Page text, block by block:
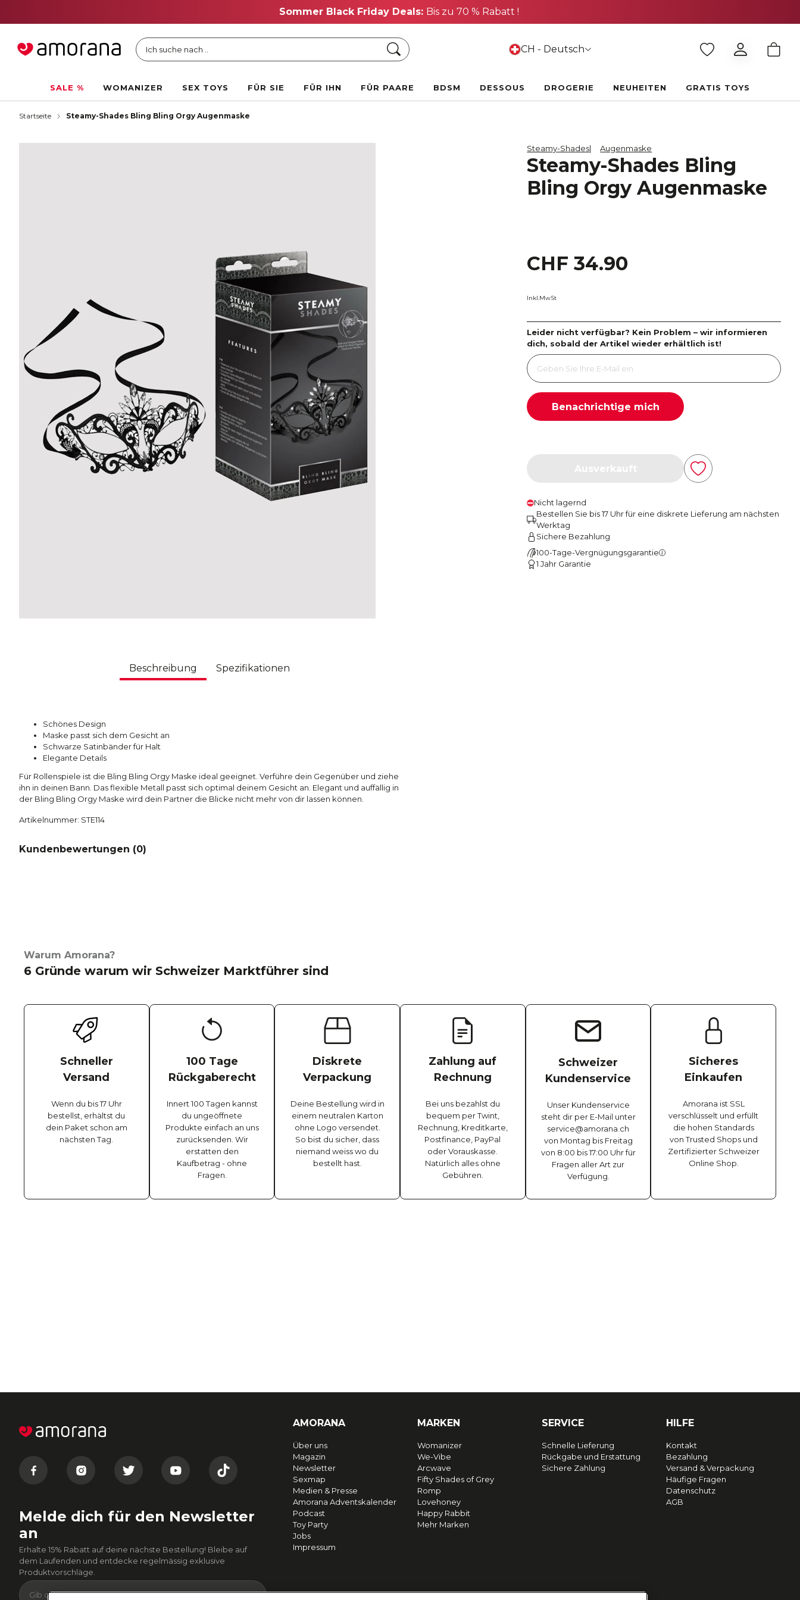
Sommer Black Friday Deals: Bis zu 70 % Rabatt !
Ich suche nach .. Suche CH - Deutsch
SALE % WOMANIZER SEX TOYS FÜR SIE FÜR IHN FÜR PAARE BDSM DESSOUS DROGERIE NEUHEITEN GRATIS TOYS
Startseite Steamy-Shades Bling Bling Orgy Augenmaske
Steamy-Shades Augenmaske
Steamy-Shades Bling
Bling Orgy Augenmaske
CHF 34.90
Inkl.MwSt
Leider nicht verfügbar? Kein Problem – wir informieren
dich, sobald der Artikel wieder erhältlich ist!
Benachrichtige mich
Nicht lagernd
Bestellen Sie bis 17 Uhr für eine diskrete Lieferung am nächsten
Werktag
Sichere Bezahlung
100-Tage-Vergnügungsgarantie
1 Jahr Garantie
Beschreibung Spezifikationen
Schönes Design
Maske passt sich dem Gesicht an
Schwarze Satinbänder für Halt
Elegante Details
Für Rollenspiele ist die Bling Bling Orgy Maske ideal geeignet. Verführe dein Gegenüber und ziehe
ihn in deinen Bann. Das flexible Metall passt sich optimal deinem Gesicht an. Elegant und auffällig in
der Bling Bling Orgy Maske wird dein Partner die Blicke nicht mehr von dir lassen können.
Artikelnummer: STE114
Kundenbewertungen (0)
Warum Amorana?
6 Gründe warum wir Schweizer Marktführer sind
Schneller
Versand
Wenn du bis 17 Uhr
bestellst, erhältst du
dein Paket schon am
nächsten Tag.
100 Tage
Rückgaberecht
Innert 100 Tagen kannst
du ungeöffnete
Produkte einfach an uns
zurücksenden. Wir
erstatten den
Kaufbetrag - ohne
Fragen.
Diskrete
Verpackung
Deine Bestellung wird in
einem neutralen Karton
ohne Logo versendet.
So bist du sicher, dass
niemand weiss wo du
bestellt hast.
Zahlung auf
Rechnung
Bei uns bezahlst du
bequem per Twint,
Rechnung, Kreditkarte,
Postfinance, PayPal
oder Vorauskasse.
Natürlich alles ohne
Gebühren.
Schweizer
Kundenservice
Unser Kundenservice
steht dir per E-Mail unter
service@amorana.ch
von Montag bis Freitag
von 8:00 bis 17:00 Uhr für
Fragen aller Art zur
Verfügung.
Sicheres
Einkaufen
Amorana ist SSL
verschlüsselt und erfüllt
die hohen Standards
von Trusted Shops und
Zertifizierter Schweizer
Online Shop.
Melde dich für den Newsletter
an
Erhalte 15% Rabatt auf deine nächste Bestellung! Bleibe auf
dem Laufenden und entdecke regelmässig exklusive
Produktvorschläge.
AMORANA
Über uns
Magazin
Newsletter
Sexmap
Medien & Presse
Amorana Adventskalender
Podcast
Toy Party
Jobs
Impressum
MARKEN
Womanizer
We-Vibe
Arcwave
Fifty Shades of Grey
Romp
Lovehoney
Happy Rabbit
Mehr Marken
SERVICE
Schnelle Lieferung
Rückgabe und Erstattung
Sichere Zahlung
HILFE
Kontakt
Bezahlung
Versand & Verpackung
Häufige Fragen
Datenschutz
AGB